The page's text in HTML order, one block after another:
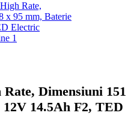
Dimensiuni 151
14.5Ah F2, TED